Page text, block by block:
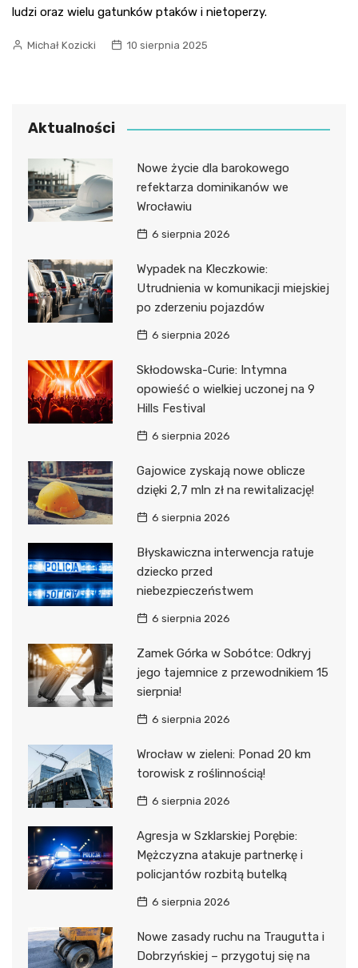
ludzi oraz wielu gatunków ptaków i nietoperzy.
Michał Kozicki 10 sierpnia 2025
Aktualności
Nowe życie dla barokowego
refektarza dominikanów we
Wrocławiu
6 sierpnia 2026
Wypadek na Kleczkowie:
Utrudnienia w komunikacji miejskiej
po zderzeniu pojazdów
6 sierpnia 2026
Skłodowska-Curie: Intymna
opowieść o wielkiej uczonej na 9
Hills Festival
6 sierpnia 2026
Gajowice zyskają nowe oblicze
dzięki 2,7 mln zł na rewitalizację!
6 sierpnia 2026
Błyskawiczna interwencja ratuje
dziecko przed
niebezpieczeństwem
6 sierpnia 2026
Zamek Górka w Sobótce: Odkryj
jego tajemnice z przewodnikiem 15
sierpnia!
6 sierpnia 2026
Wrocław w zieleni: Ponad 20 km
torowisk z roślinnością!
6 sierpnia 2026
Agresja w Szklarskiej Porębie:
Mężczyzna atakuje partnerkę i
policjantów rozbitą butelką
6 sierpnia 2026
Nowe zasady ruchu na Traugutta i
Dobrzyńskiej – przygotuj się na